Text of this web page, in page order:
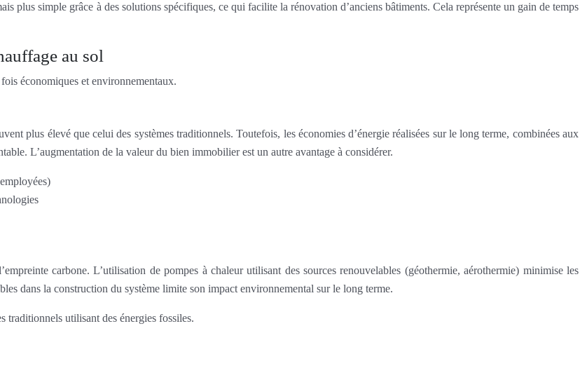
plus simple grâce à des solutions spécifiques, ce qui facilite la rénovation d’anciens bâtiments. Cela représente un gain de temps
au sol
économiques et environnementaux.
plus élevé que celui des systèmes traditionnels. Toutefois, les économies d’énergie réalisées sur le long terme, combinées aux
L’augmentation de la valeur du bien immobilier est un autre avantage à considérer.
carbone. L’utilisation de pompes à chaleur utilisant des sources renouvelables (géothermie, aérothermie) minimise les
dans la construction du système limite son impact environnemental sur le long terme.
traditionnels utilisant des énergies fossiles.